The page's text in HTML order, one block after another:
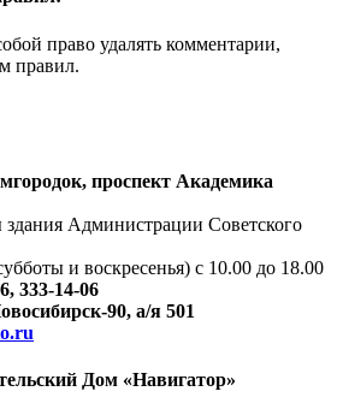
право удалять комментарии,
правил.
проспект Академика
здания Администрации Советского
и воскресенья) с 10.00 до 18.00
333-14-06
90, а/я 501
Дом «Навигатор»